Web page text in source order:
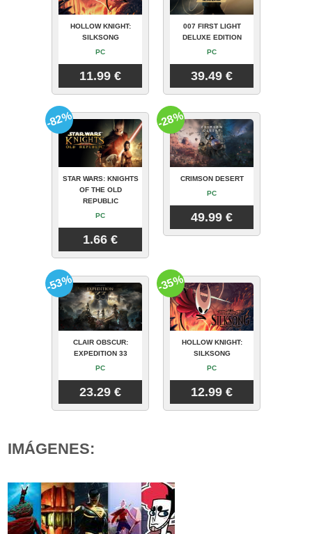
HOLLOW KNIGHT:
SILKSONG
PC
11.99 €
007 FIRST LIGHT
DELUXE EDITION
PC
39.49 €
STAR WARS: KNIGHTS
OF THE OLD
REPUBLIC
PC
1.66 €
-82%
CRIMSON DESERT
PC
49.99 €
-28%
CLAIR OBSCUR:
EXPEDITION 33
PC
23.29 €
-53%
HOLLOW KNIGHT:
SILKSONG
PC
12.99 €
-35%
IMÁGENES: